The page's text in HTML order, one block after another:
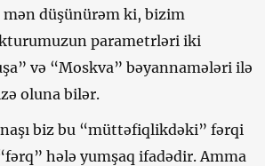
mən düşünürəm ki, bizim
parametrləri iki
və “Moskva” bəyannamələri ilə
oluna bilər.
biz bu “müttəfiqlikdəki” fərqi
hələ yumşaq ifadədir. Amma